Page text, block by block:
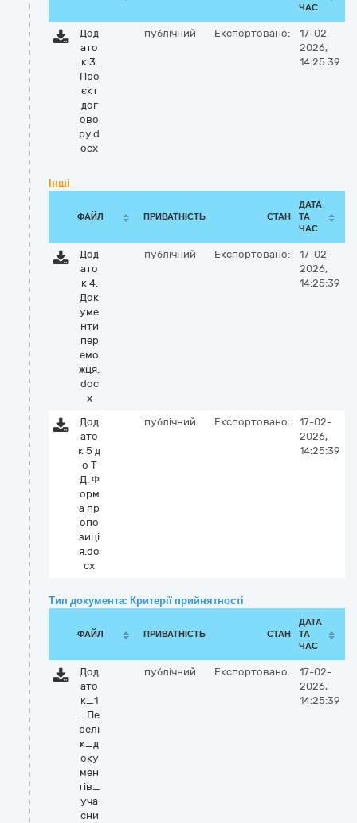
ЧАС
Дод
ато
к 3.
Про
єкт
дог
ово
ру.d
ocx
публічний Експортовано:
17-02-
2026,
14:25:39
Інші
ФАЙЛ ПРИВАТНІСТЬ СТАН
ДАТА
ТА
ЧАС
Дод
ато
к 4.
Док
уме
нти
пер
емо
жця.
doc
x
публічний Експортовано:
17-02-
2026,
14:25:39
Дод
ато
к 5 д
о Т
Д. Ф
орм
а пр
опо
зиці
я.do
cx
публічний Експортовано:
17-02-
2026,
14:25:39
Тип документа: Критерії прийнятності
ФАЙЛ ПРИВАТНІСТЬ СТАН
ДАТА
ТА
ЧАС
Дод
ато
к_1
_Пе
релі
к_д
оку
мен
тів_
уча
сни
публічний Експортовано:
17-02-
2026,
14:25:39